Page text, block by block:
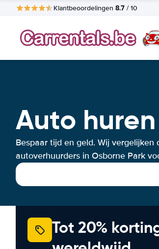
Klantbeoordelingen 8.7 / 10
Auto
Bespaar tijd en geld. Wij vergelijken
autoverhuurders in Osborne Park
Tot 20%